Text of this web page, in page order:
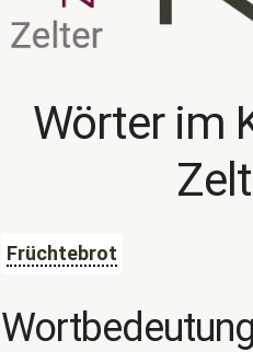
Wörter im
Früchtebrot
Wortbedeutung